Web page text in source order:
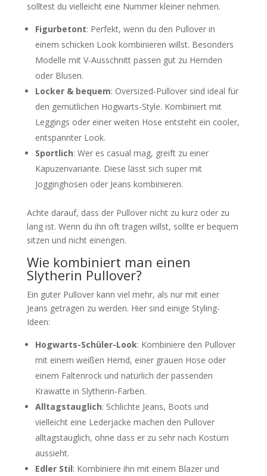
solltest du vielleicht eine Nummer kleiner nehmen.
Figurbetont: Perfekt, wenn du den Pullover in
einem schicken Look kombinieren willst. Besonders
Modelle mit V-Ausschnitt passen gut zu Hemden
oder Blusen.
Locker & bequem: Oversized-Pullover sind ideal für
den gemütlichen Hogwarts-Style. Kombiniert mit
Leggings oder einer weiten Hose entsteht ein cooler,
entspannter Look.
Sportlich: Wer es casual mag, greift zu einer
Kapuzenvariante. Diese lässt sich super mit
Jogginghosen oder Jeans kombinieren.
Achte darauf, dass der Pullover nicht zu kurz oder zu
lang ist. Wenn du ihn oft tragen willst, sollte er bequem
sitzen und nicht einengen.
Wie kombiniert man einen
Slytherin Pullover?
Ein guter Pullover kann viel mehr, als nur mit einer
Jeans getragen zu werden. Hier sind einige Styling-
Ideen:
Hogwarts-Schüler-Look: Kombiniere den Pullover
mit einem weißen Hemd, einer grauen Hose oder
einem Faltenrock und natürlich der passenden
Krawatte in Slytherin-Farben.
Alltagstauglich: Schlichte Jeans, Boots und
vielleicht eine Lederjacke machen den Pullover
alltagstauglich, ohne dass er zu sehr nach Kostüm
aussieht.
Edler Stil: Kombiniere ihn mit einem Blazer und